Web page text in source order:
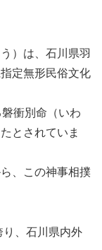
）は、石川県羽
定無形民俗文化
衝別命（いわ
とされていま
、この神事相撲
り、石川県内外